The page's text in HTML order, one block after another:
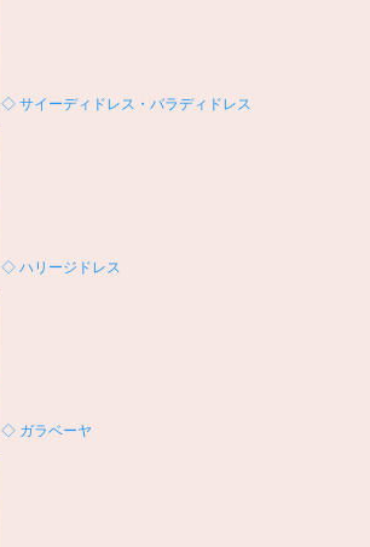
◇ サイーディドレス・バラディドレス
◇ ハリージドレス
◇ ガラベーヤ